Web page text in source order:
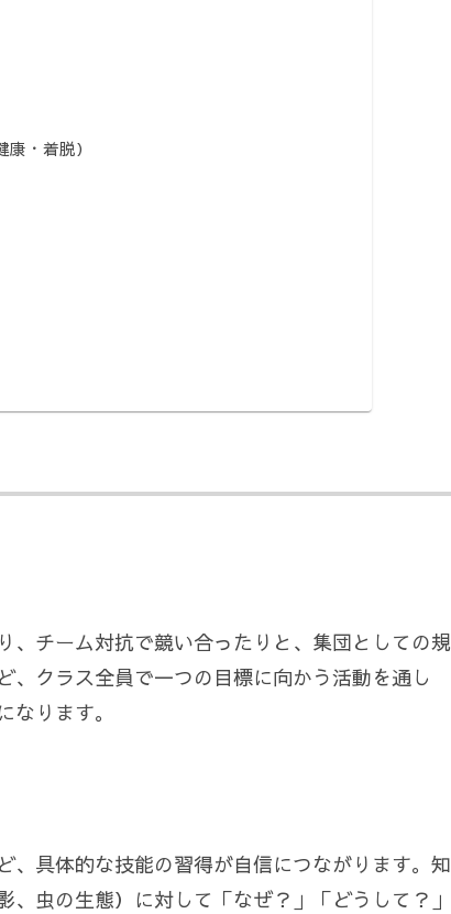
・着脱）
、チーム対抗で競い合ったりと、集団としての規
クラス全員で一つの目標に向かう活動を通し
ります。
、具体的な技能の習得が自信につながります。知
虫の生態）に対して「なぜ？」「どうして？」